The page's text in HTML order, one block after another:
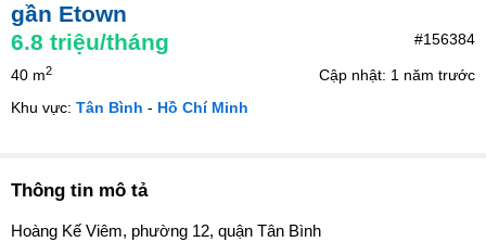
gần Etown
6.8 triệu/tháng #156384
40 m2
Cập nhật: 1 năm trước
Khu vực: Tân Bình - Hồ Chí Minh
Thông tin mô tả
Hoàng Kế Viêm, phường 12, quận Tân Bình